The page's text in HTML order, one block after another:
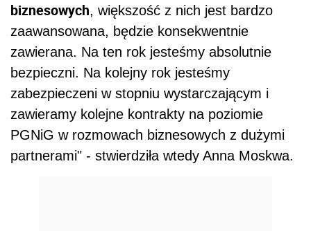
biznesowych, większość z nich jest bardzo
zaawansowana, będzie konsekwentnie
zawierana. Na ten rok jesteśmy absolutnie
bezpieczni. Na kolejny rok jesteśmy
zabezpieczeni w stopniu wystarczającym i
zawieramy kolejne kontrakty na poziomie
PGNiG w rozmowach biznesowych z dużymi
partnerami" - stwierdziła wtedy Anna Moskwa.